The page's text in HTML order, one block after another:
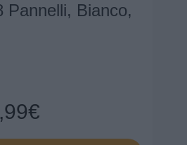
Pannelli, Bianco,